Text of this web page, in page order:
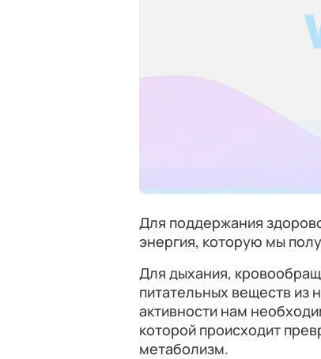
Для поддержания
энергия, которую мы
Для дыхания,
питательных веществ из
активности нам
которой происходит
метаболизм.